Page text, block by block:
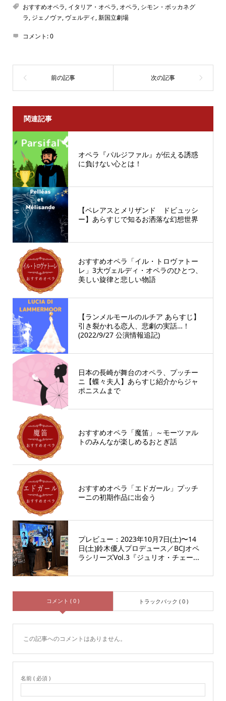
おすすめオペラ, イタリア・オペラ, オペラ, シモン・ボッカネグ
ラ, ジェノヴァ, ヴェルディ,新国立劇場
コメント:0
関連記事
オペラ『パルジファル』が伝える誘惑
に負けない心とは！
【ペレアスとメリザンド ドビュッシ
ー】あらすじで知るお洒落な幻想世界
おすすめオペラ「イル・トロヴァトー
レ」3大ヴェルディ・オペラのひとつ、
美しい旋律と悲しい物語
【ランメルモールのルチア あらすじ】
引き裂かれる恋人、悲劇の実話…！
(2022/9/27 公演情報追記)
日本の長崎が舞台のオペラ、プッチー
ニ【蝶々夫人】あらすじ紹介からジャ
ポニスムまで
おすすめオペラ「魔笛」～モーツァル
トのみんなが楽しめるおとぎ話
おすすめオペラ「エドガール」プッチ
ーニの初期作品に出会う
プレビュー：2023年10月7日(土)〜14
日(土)鈴木優人プロデュース／BCJオペ
ラシリーズVol.3『ジュリオ・チェー...
コメント ( 0 ) トラックバック ( 0 )
この記事へのコメントはありません。
名前 ( 必須 )